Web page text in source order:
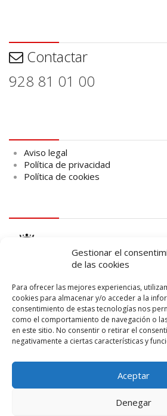
Gestionar el
de las cookies
Para ofrecer las mejores experiencias,
cookies para almacenar y/o acceder a la
consentimiento de estas tecnologías nos
como el comportamiento de navegación o
en este sitio. No consentir o retirar el
negativamente a ciertas características y
Aceptar
Denegar
Contactar
928 81 01 00
Aviso legal
Política de privacidad
Política de cookies
logo SID